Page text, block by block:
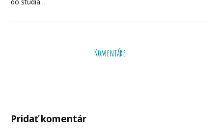
Komentáre
Pridať komentár